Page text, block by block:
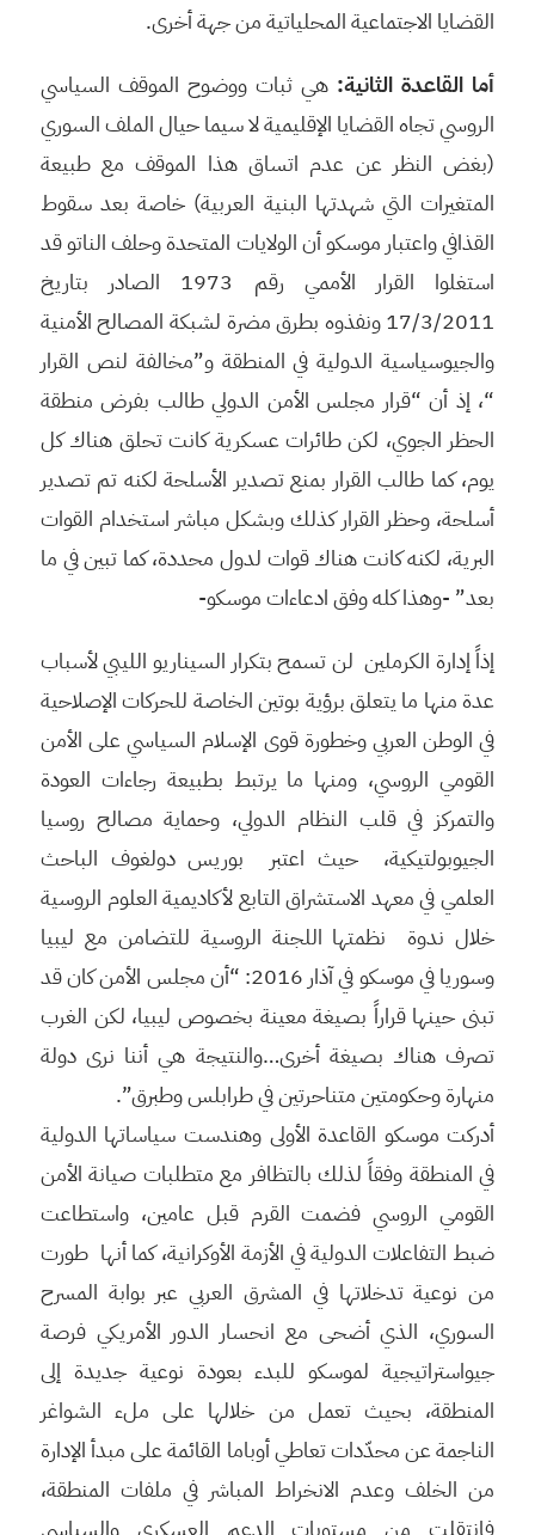
القضايا الاجتماعية المحلياتية من جهة أخرى.
أما القاعدة الثانية: هي ثبات ووضوح الموقف السياسي
الروسي تجاه القضايا الإقليمية لا سيما حيال الملف السوري
(بغض النظر عن عدم اتساق هذا الموقف مع طبيعة
المتغيرات التي شهدتها البنية العربية) خاصة بعد سقوط
القذافي واعتبار موسكو أن الولايات المتحدة وحلف الناتو قد
استغلوا القرار الأممي رقم 1973 الصادر بتاريخ
17/3/2011 ونفذوه بطرق مضرة لشبكة المصالح الأمنية
والجيوسياسية الدولية في المنطقة و”مخالفة لنص القرار
“، إذ أن “قرار مجلس الأمن الدولي طالب بفرض منطقة
الحظر الجوي، لكن طائرات عسكرية كانت تحلق هناك كل
يوم، كما طالب القرار بمنع تصدير الأسلحة لكنه تم تصدير
أسلحة، وحظر القرار كذلك وبشكل مباشر استخدام القوات
البرية، لكنه كانت هناك قوات لدول محددة، كما تبين في ما
بعد” -وهذا كله وفق ادعاءات موسكو-
إذاً إدارة الكرملين لن تسمح بتكرار السيناريو الليبي لأسباب
عدة منها ما يتعلق برؤية بوتين الخاصة للحركات الإصلاحية
في الوطن العربي وخطورة قوى الإسلام السياسي على الأمن
القومي الروسي، ومنها ما يرتبط بطبيعة رجاءات العودة
والتمركز في قلب النظام الدولي، وحماية مصالح روسيا
الجيوبولتيكية، حيث اعتبر بوريس دولغوف الباحث
العلمي في معهد الاستشراق التابع لأكاديمية العلوم الروسية
خلال ندوة نظمتها اللجنة الروسية للتضامن مع ليبيا
وسوريا في موسكو في آذار 2016: “أن مجلس الأمن كان قد
تبنى حينها قراراً بصيغة معينة بخصوص ليبيا، لكن الغرب
تصرف هناك بصيغة أخرى…والنتيجة هي أننا نرى دولة
منهارة وحكومتين متناحرتين في طرابلس وطبرق”.
أدركت موسكو القاعدة الأولى وهندست سياساتها الدولية
في المنطقة وفقاً لذلك بالتظافر مع متطلبات صيانة الأمن
القومي الروسي فضمت القرم قبل عامين، واستطاعت
ضبط التفاعلات الدولية في الأزمة الأوكرانية، كما أنها طورت
من نوعية تدخلاتها في المشرق العربي عبر بوابة المسرح
السوري، الذي أضحى مع انحسار الدور الأمريكي فرصة
جيواستراتيجية لموسكو للبدء بعودة نوعية جديدة إلى
المنطقة، بحيث تعمل من خلالها على ملء الشواغر
الناجمة عن محدّدات تعاطي أوباما القائمة على مبدأ الإدارة
من الخلف وعدم الانخراط المباشر في ملفات المنطقة،
فانتقلت من مستويات الدعم العسكري والسياسي